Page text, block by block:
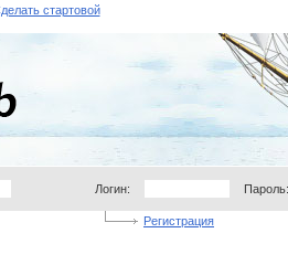
стартовой
Логин: Пароль:
Регистрация